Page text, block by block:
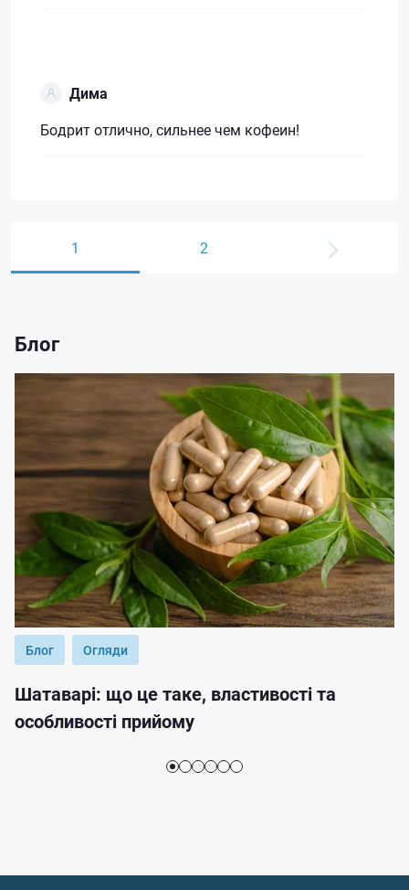
Дима
Бодрит отлично, сильнее чем кофеин!
1 2
Блог
Блог Огляди
Шатаварі: що це таке, властивості та
особливості прийому